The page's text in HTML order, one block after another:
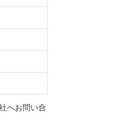
へお問い合